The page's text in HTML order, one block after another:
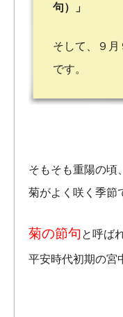
句）」
そして、９月
です。
そもそも重陽の頃
菊がよく咲く季節
菊の節句 と呼ば
平安時代初期の宮